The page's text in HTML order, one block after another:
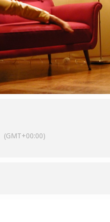
(GMT+00:00)